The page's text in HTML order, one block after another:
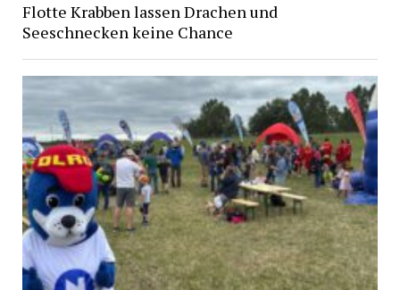
Flotte Krabben lassen Drachen und
Seeschnecken keine Chance